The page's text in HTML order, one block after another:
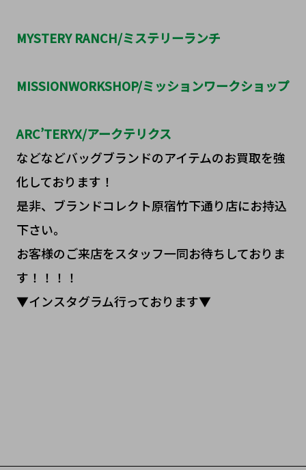
MYSTERY RANCH/ミステリーランチ
MISSIONWORKSHOP/ミッションワークショップ
ARC’TERYX/アークテリクス
などなどバッグブランドのアイテムのお買取を強
化しております！
是非、ブランドコレクト原宿竹下通り店にお持込
下さい。
お客様のご来店をスタッフ一同お待ちしておりま
す！！！！
▼インスタグラム行っております▼